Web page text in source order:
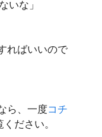
いな」
ればいいので
ら、一度コチ
ださい。